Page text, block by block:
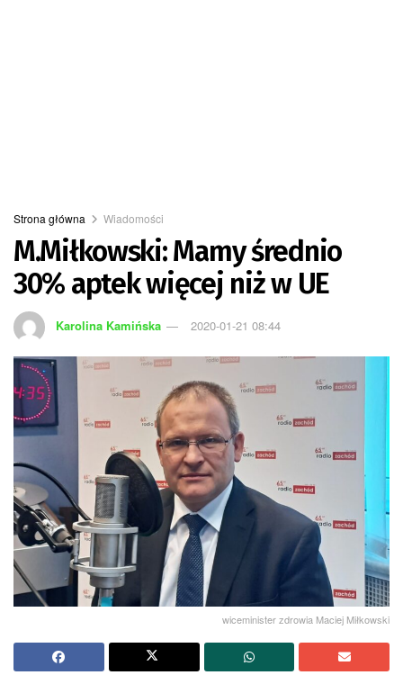
Strona główna Wiadomości
M.Miłkowski: Mamy średnio
30% aptek więcej niż w UE
Karolina Kamińska 2020-01-21 08:44
wiceminister zdrowia Maciej Miłkowski